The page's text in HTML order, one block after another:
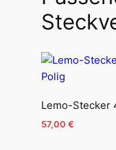
Lemo-Stecker
57,00 €